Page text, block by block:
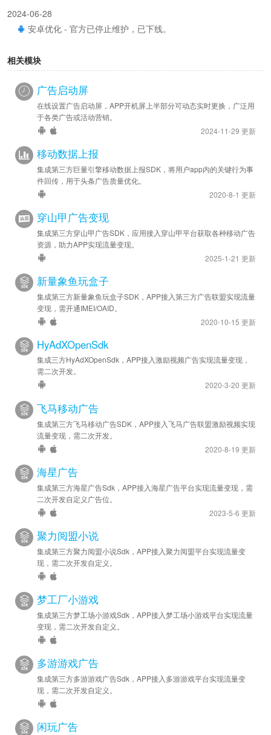
2024-06-28
安卓优化 - 官方已停止维护，已下线。
相关模块
广告启动屏
在线设置广告启动屏，APP开机屏上半部分可动态实时更换，广泛用
于各类广告或活动营销。
2024-11-29 更新
移动数据上报
集成第三方巨量引擎移动数据上报SDK，将用户app内的关键行为事
件回传，用于头条广告质量优化。
2020-8-1 更新
穿山甲广告变现
集成第三方穿山甲广告SDK，应用接入穿山甲平台获取各种移动广告
资源，助力APP实现流量变现。
2025-1-21 更新
新量象鱼玩盒子
集成第三方新量象鱼玩盒子SDK，APP接入第三方广告联盟实现流量
变现，需开通IMEI/OAID。
2020-10-15 更新
HyAdXOpenSdk
集成三方HyAdXOpenSdk，APP接入激励视频广告实现流量变现，
需二次开发。
2020-3-20 更新
飞马移动广告
集成第三方飞马移动广告SDK，APP接入飞马广告联盟激励视频实现
流量变现，需二次开发。
2020-8-19 更新
海星广告
集成第三方海星广告Sdk，APP接入海星广告平台实现流量变现，需
二次开发自定义广告位。
2023-5-6 更新
聚力阅盟小说
集成第三方聚力阅盟小说Sdk，APP接入聚力阅盟平台实现流量变
现，需二次开发自定义。
梦工厂小游戏
集成第三方梦工场小游戏Sdk，APP接入梦工场小游戏平台实现流量
变现，需二次开发自定义。
多游游戏广告
集成第三方多游游戏广告Sdk，APP接入多游游戏平台实现流量变
现，需二次开发自定义。
闲玩广告